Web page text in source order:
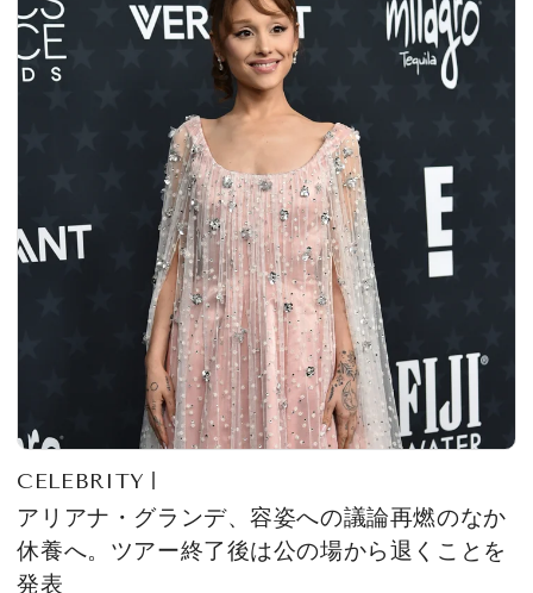
CELEBRITY
アリアナ・グランデ、容姿への議論再燃のなか
休養へ。ツアー終了後は公の場から退くことを
発表